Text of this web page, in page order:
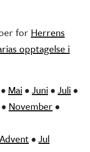
for Herrens
opptagelse i
• Mai•Juni•Juli•
• November•
Advent•Jul